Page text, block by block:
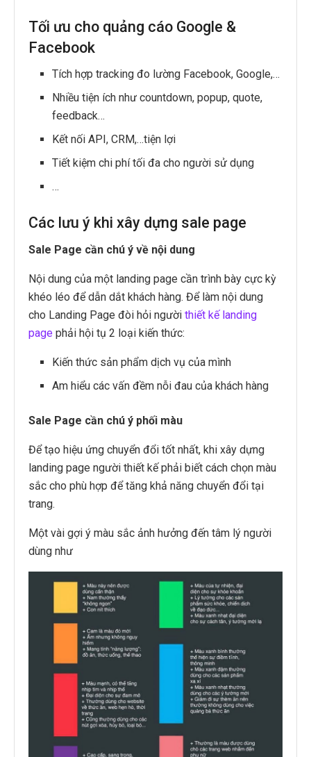
Tối ưu cho quảng cáo Google &
Facebook
Tích hợp tracking đo lường Facebook, Google,…
Nhiều tiện ích như countdown, popup, quote,
feedback…
Kết nối API, CRM,…tiện lợi
Tiết kiệm chi phí tối đa cho người sử dụng
…
Các lưu ý khi xây dựng sale page
Sale Page cần chú ý về nội dung
Nội dung của một landing page cần trình bày cực kỳ
khéo léo để dẫn dắt khách hàng. Để làm nội dung
cho Landing Page đòi hỏi người thiết kế landing
page phải hội tụ 2 loại kiến thức:
Kiến thức sản phẩm dịch vụ của mình
Am hiểu các vấn đềm nỗi đau của khách hàng
Sale Page cần chú ý phối màu
Để tạo hiệu ứng chuyển đổi tốt nhất, khi xây dựng
landing page người thiết kế phải biết cách chọn màu
sắc cho phù hợp để tăng khả năng chuyển đổi tại
trang.
Một vài gợi ý màu sắc ảnh hưởng đến tâm lý người
dùng như